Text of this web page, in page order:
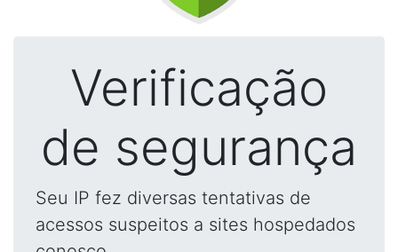
Verificação
de segurança
Seu IP fez diversas tentativas de
acessos suspeitos a sites hospedados